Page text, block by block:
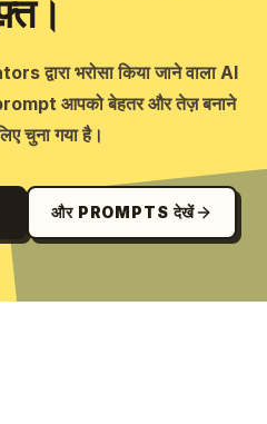
द्वारा भरोसा किया जाने वाला AI
आपको बेहतर और तेज़ बनाने
चुना गया है।
और PROMPTS देखें